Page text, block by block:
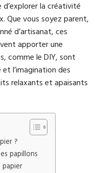
d’explorer la créativité
Que vous soyez parent,
d’artisanat, ces
apporter une
comme le DIY, sont
l’imagination des
relaxants et apaisants
?
papillons
papier